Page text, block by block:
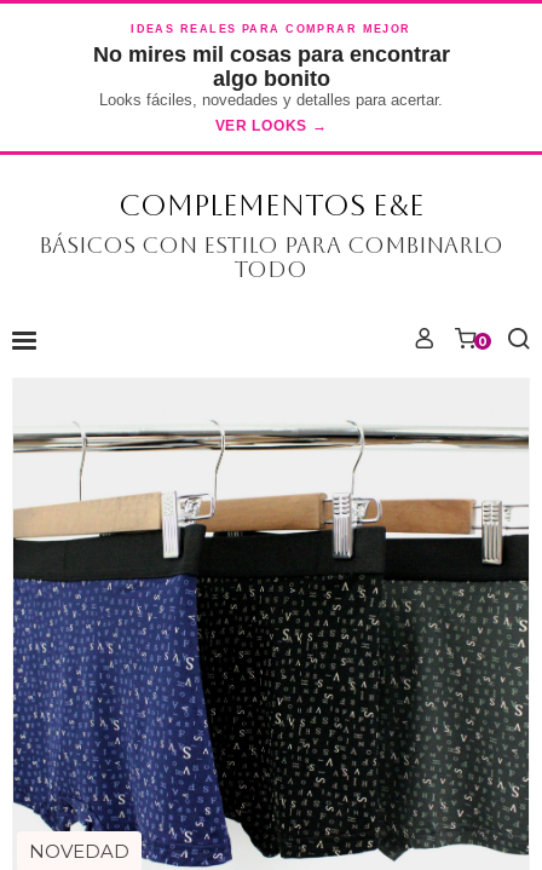
IDEAS REALES PARA COMPRAR MEJOR
No mires mil cosas para encontrar
algo bonito
Looks fáciles, novedades y detalles para acertar.
VER LOOKS →
COMPLEMENTOS E&E
Básicos con estilo para combinarlo
todo
0
NOVEDAD